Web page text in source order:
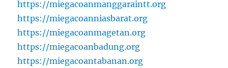
https://miegacoanmanggaraintt.org
https://miegacoanniasbarat.org
https://miegacoanmagetan.org
https://miegacoanbadung.org
https://miegacoantabanan.org